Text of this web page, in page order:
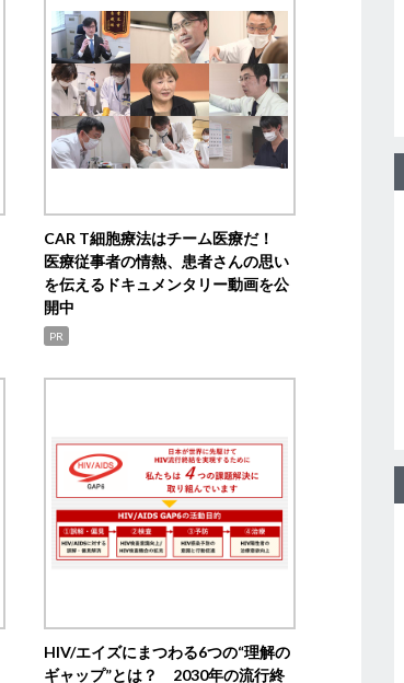
CAR T細胞療法はチーム医療だ！
医療従事者の情熱、患者さんの思い
を伝えるドキュメンタリー動画を公
開中
PR
HIV/エイズにまつわる6つの“理解の
ギャップ”とは？ 2030年の流行終